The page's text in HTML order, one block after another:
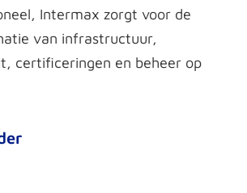
Intermax zorgt voor de
van infrastructuur,
certificeringen en beheer op